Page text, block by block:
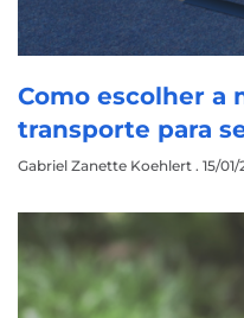
Como escolher a
transporte para
Gabriel Zanette Koehlert 15/